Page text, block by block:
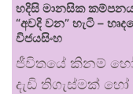
හදිසි මානසික
“අවදි වන” හැටි –
විජයසිංහ
ජීවිතයේ කිනම්
දැඩි තිගැස්මක්